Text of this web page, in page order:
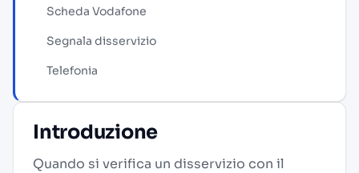
Scheda Vodafone
Segnala disservizio
Telefonia
Introduzione
Quando si verifica un disservizio con il